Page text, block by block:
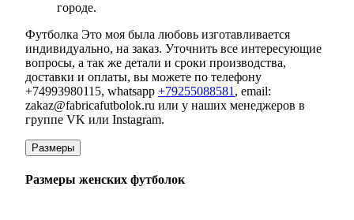
городе.
Футболка Это моя была любовь изготавливается
индивидуально, на заказ. Уточнить все интересующие
вопросы, а так же детали и сроки производства,
доставки и оплаты, вы можете по телефону
+74993980115, whatsapp +79255088581 , email:
zakaz@fabricafutbolok.ru или у наших менеджеров в
группе VK или Instagram.
Размеры
Размеры женских футболок